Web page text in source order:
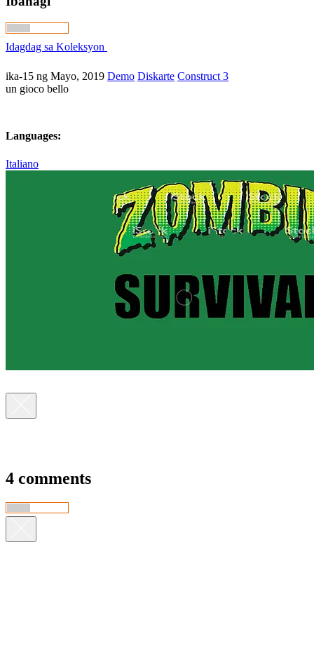
Idagdag sa Koleksyon
ika-15 ng Mayo, 2019 Demo Diskarte Construct 3
un gioco bello
Languages:
Italiano
4 comments